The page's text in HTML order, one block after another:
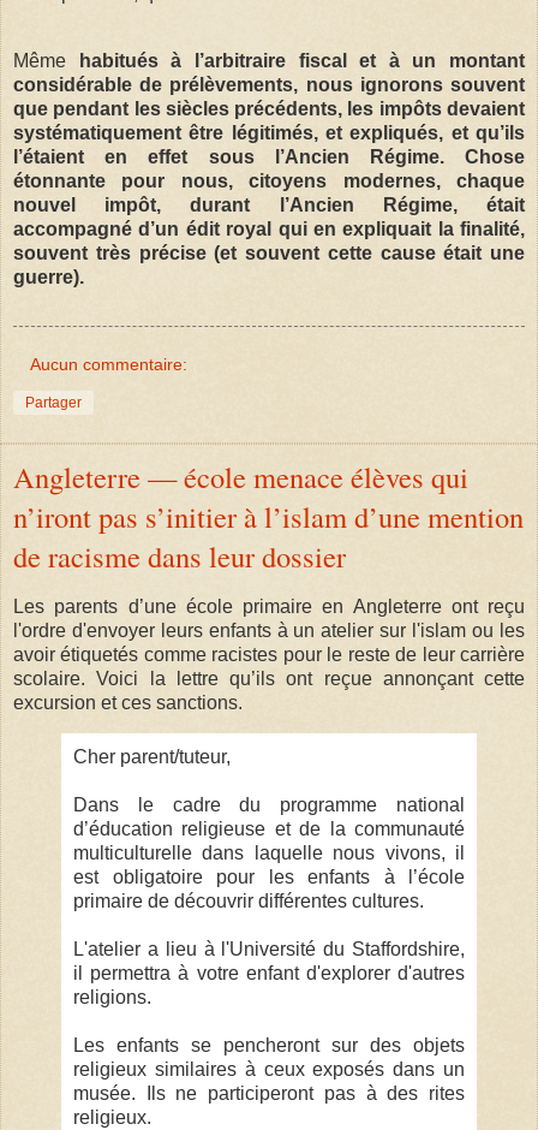
Même
habitués à l’arbitraire fiscal et à un montant
considérable de prélèvements, nous ignorons souvent
que pendant les siècles précédents, les impôts devaient
systématiquement être légitimés, et expliqués, et qu’ils
l’étaient en effet sous l’Ancien Régime. Chose
étonnante pour nous, citoyens modernes, chaque
nouvel impôt, durant l’Ancien Régime, était
accompagné d’un édit royal qui en expliquait la finalité,
souvent très précise (et souvent cette cause était une
guerre).
Aucun commentaire:
Partager
Angleterre — école menace élèves qui
n’iront pas s’initier à l’islam d’une mention
de racisme dans leur dossier
Les parents d’une école primaire en Angleterre ont reçu
l'ordre d'envoyer leurs enfants à un atelier sur l'islam ou les
avoir étiquetés comme racistes pour le reste de leur carrière
scolaire. Voici la lettre qu’ils ont reçue annonçant cette
excursion et ces sanctions.
Cher parent/tuteur,
Dans le cadre du programme national
d’éducation religieuse et de la communauté
multiculturelle dans laquelle nous vivons, il
est obligatoire pour les enfants à l’école
primaire de découvrir différentes cultures.
L'atelier a lieu à l'Université du Staffordshire,
il permettra à votre enfant d'explorer d'autres
religions.
Les enfants se pencheront sur des objets
religieux similaires à ceux exposés dans un
musée. Ils ne participeront pas à des rites
religieux.